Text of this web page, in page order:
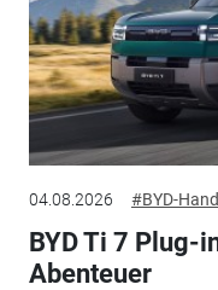
04.08.2026 #BYD-
BYD Ti 7 Plug-
Abenteuer